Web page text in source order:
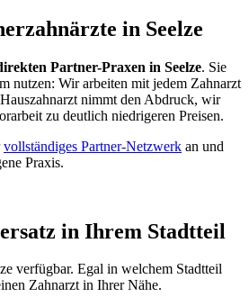
in Seelze
Partner-Praxen in Seelze. Sie
nutzen: Wir arbeiten mit jedem Zahnarzt
nimmt den Abdruck, wir
zu deutlich niedrigeren Preisen.
vollständiges Partner-Netzwerk an und
Praxis.
in Ihrem Stadtteil
verfügbar. Egal in welchem Stadtteil
Zahnarzt in Ihrer Nähe.